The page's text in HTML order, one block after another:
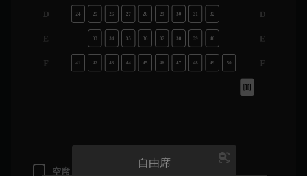
D
E
F
D
E
F
24 25 26 27 28 29 30 31 32
33 34 35 36 37 38 39 40
41 42 43 44 45 46 47 48 49 50
空席
自由席